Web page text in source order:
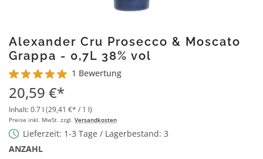
Alexander Cru Prosecco & Moscato
Grappa - 0,7L 38% vol
Durchschnittliche Bewertung von 5 von 5 Sternen
1 Bewertung
20,59 €*
Inhalt:0.7 l (29,41 €* / 1 l)
Preise inkl. MwSt. zzgl. Versandkosten
Lieferzeit: 1-3 Tage / Lagerbestand: 3
ANZAHL